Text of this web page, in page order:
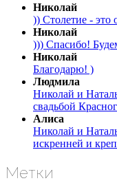
Николай
)) Столетие - это
Николай
))) Спасибо!
Николай
Благодарю! )
Людмила
Николай и
свадьбой
Алиса
Николай и
искренней и
Метки